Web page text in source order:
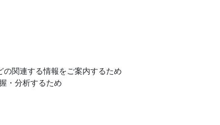
関連する情報をご案内するため
分析するため